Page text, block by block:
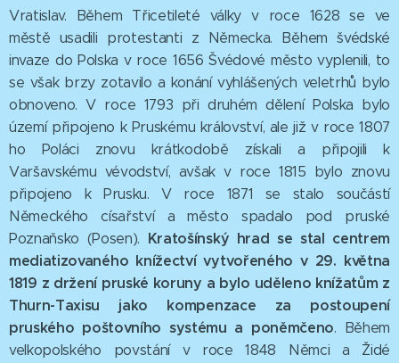
Vratislav. Během Třicetileté války v roce 1628 se ve
městě usadili protestanti z Německa. Během švédské
invaze do Polska v roce 1656 Švédové město vyplenili, to
se však brzy zotavilo a konání vyhlášených veletrhů bylo
obnoveno. V roce 1793 při druhém dělení Polska bylo
území připojeno k Pruskému království, ale již v roce 1807
ho Poláci znovu krátkodobě získali a připojili k
Varšavskému vévodství, avšak v roce 1815 bylo znovu
připojeno k Prusku. V roce 1871 se stalo součástí
Německého císařství a město spadalo pod pruské
Poznaňsko (Posen). Kratošínský hrad se stal centrem
mediatizovaného knížectví vytvořeného v 29. května
1819 z držení pruské koruny a bylo uděleno knížatům z
Thurn-Taxisu jako kompenzace za postoupení
pruského poštovního systému a poněmčeno. Během
velkopolského povstání v roce 1848 Němci a Židé